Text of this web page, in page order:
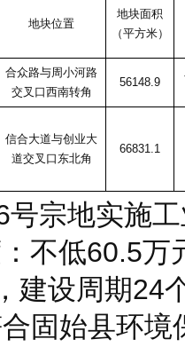
地块位置
地块面积
（平方米）
合众路与周小河路
交叉口西南转角
56148.9
信合大道与创业大
道交叉口东北角
66831.1
号宗地实施
不低60.5万
建设周期24
固始县环